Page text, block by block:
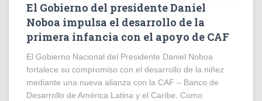
El Gobierno del presidente Daniel
Noboa impulsa el desarrollo de la
primera infancia con el apoyo de CAF
El Gobierno Nacional del Presidente Daniel Noboa
fortalece su compromiso con el desarrollo de la niñez
mediante una nueva alianza con la CAF – Banco de
Desarrollo de América Latina y el Caribe. Como